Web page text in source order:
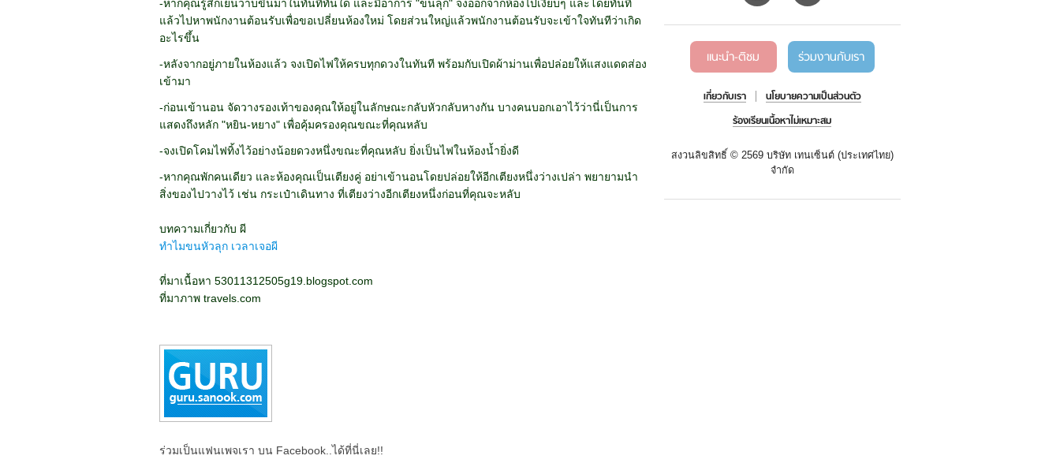
-หากคุณรู้สึกเย็นวาบขึ้นมาในทันทีทันใด และมีอาการ "ขนลุก" จงออกจากห้องไปเงียบๆ และโดยทันที
แล้วไปหาพนักงานต้อนรับเพื่อขอเปลี่ยนห้องใหม่ โดยส่วนใหญ่แล้วพนักงานต้อนรับจะเข้าใจทันทีว่าเกิด
อะไรขึ้น
-หลังจากอยู่ภายในห้องแล้ว จงเปิดไฟให้ครบทุกดวงในทันที พร้อมกับเปิดผ้าม่านเพื่อปล่อยให้แสงแดดส่อง
เข้ามา
-ก่อนเข้านอน จัดวางรองเท้าของคุณให้อยู่ในลักษณะกลับหัวกลับหางกัน บางคนบอกเอาไว้ว่านี่เป็นการ
แสดงถึงหลัก "หยิน-หยาง" เพื่อคุ้มครองคุณขณะที่คุณหลับ
-จงเปิดโคมไฟทิ้งไว้อย่างน้อยดวงหนึ่งขณะที่คุณหลับ ยิ่งเป็นไฟในห้องน้ำยิ่งดี
-หากคุณพักคนเดียว และห้องคุณเป็นเตียงคู่ อย่าเข้านอนโดยปล่อยให้อีกเตียงหนึ่งว่างเปล่า พยายามนำ
สิ่งของไปวางไว้ เช่น กระเป๋าเดินทาง ที่เตียงว่างอีกเตียงหนึ่งก่อนที่คุณจะหลับ
บทความเกี่ยวกับ ผี
ทำไมขนหัวลุก เวลาเจอผี
ที่มาเนื้อหา 53011312505g19.blogspot.com
ที่มาภาพ travels.com
ร่วมเป็นแฟนเพจเรา บน Facebook..ได้ที่นี่เลย!!
แนะนำ-ติชม ร่วมงานกับเรา
เกี่ยวกับเรา
นโยบายความเป็นส่วนตัว
ร้องเรียนเนื้อหาไม่เหมาะสม
สงวนลิขสิทธิ์ © 2569 บริษัท เทนเซ็นต์ (ประเทศไทย)
จำกัด